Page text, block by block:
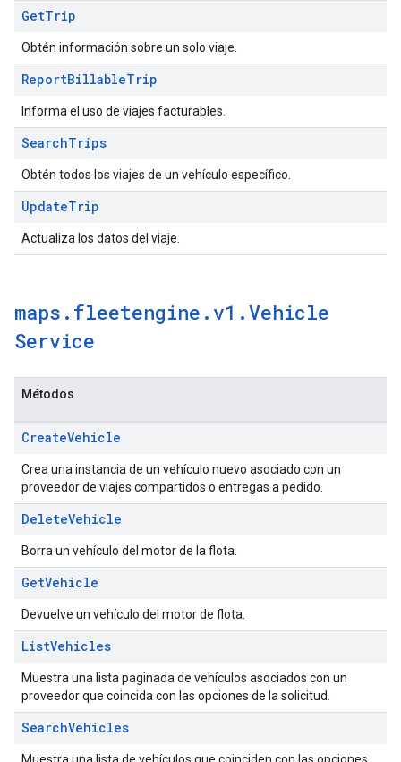
GetTrip
Obtén información sobre un solo viaje.
ReportBillableTrip
Informa el uso de viajes facturables.
SearchTrips
Obtén todos los viajes de un vehículo específico.
UpdateTrip
Actualiza los datos del viaje.
maps . fleetengine . v1 .Vehicle
Service
Métodos
CreateVehicle
Crea una instancia de un vehículo nuevo asociado con un
proveedor de viajes compartidos o entregas a pedido.
DeleteVehicle
Borra un vehículo del motor de la flota.
GetVehicle
Devuelve un vehículo del motor de flota.
ListVehicles
Muestra una lista paginada de vehículos asociados con un
proveedor que coincida con las opciones de la solicitud.
SearchVehicles